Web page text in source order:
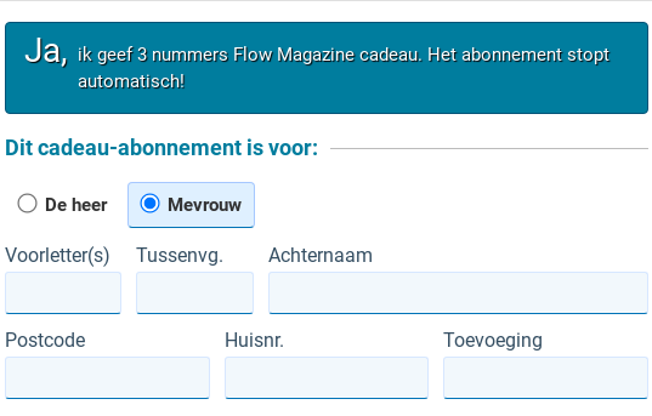
Ja, ik geef 3 nummers Flow Magazine cadeau. Het abonnement stopt
automatisch!
Dit cadeau-abonnement is voor:
De heer Mevrouw
Voorletter(s) Tussenvg. Achternaam
Postcode Huisnr. Toevoeging